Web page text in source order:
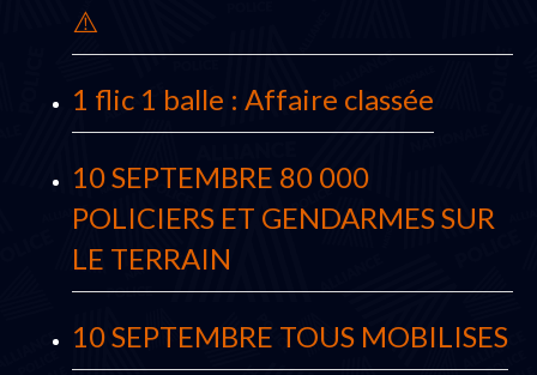
⚠️
1 flic 1 balle : Affaire classée
10 SEPTEMBRE 80 000
POLICIERS ET GENDARMES SUR
LE TERRAIN
10 SEPTEMBRE TOUS MOBILISES